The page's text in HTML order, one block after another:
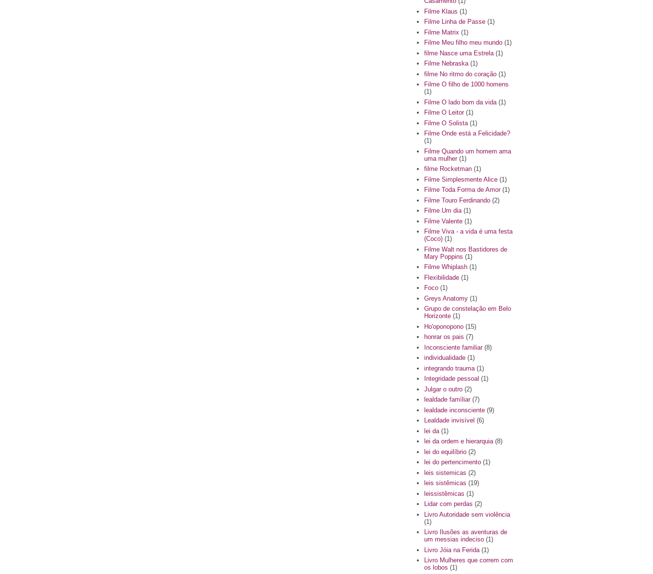
Filme Klaus (1)
Filme Linha de Passe (1)
Filme Matrix (1)
Filme Meu filho meu mundo (1)
filme Nasce uma Estrela (1)
Filme Nebraska (1)
filme No ritmo do coração (1)
Filme O filho de 1000 homens
(1)
Filme O lado bom da vida (1)
Filme O Leitor (1)
Filme O Solista (1)
Filme Onde está a Felicidade?
(1)
Filme Quando um homem ama
uma mulher (1)
filme Rocketman (1)
Filme Simplesmente Alice (1)
Filme Toda Forma de Amor (1)
Filme Touro Ferdinando (2)
Filme Um dia (1)
Filme Valente (1)
Filme Viva - a vida é uma festa
(Coco) (1)
Filme Walt nos Bastidores de
Mary Poppins (1)
Filme Whiplash (1)
Flexibilidade (1)
Foco (1)
Greys Anatomy (1)
Grupo de constelação em Belo
Horizonte (1)
Ho'oponopono (15)
honrar os pais (7)
Inconsciente familiar (8)
individualidade (1)
integrando trauma (1)
Integridade pessoal (1)
Julgar o outro (2)
lealdade famíliar (7)
lealdade inconsciente (9)
Lealdade invisível (6)
lei da (1)
lei da ordem e hierarquia (8)
lei do equilíbrio (2)
lei do pertencimento (1)
leis sistemicas (2)
leis sistêmicas (19)
leissistêmicas (1)
Lidar com perdas (2)
Livro Autoridade sem violência
(1)
Livro Ilusões as aventuras de
um messias indeciso (1)
Livro Jóia na Ferida (1)
Livro Mulheres que correm com
os lobos (1)